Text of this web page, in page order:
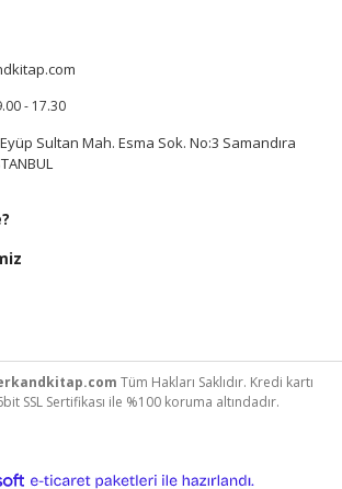
- 17.30
Eyüp Sultan Mah. Esma Sok. No:3 Samandıra
Tüm Hakları Saklıdır. Kredi kartı
SSL Sertifikası ile %100 koruma altındadır.
ideasoft e-